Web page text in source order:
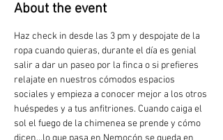
About the event
Haz check in desde las 3 pm y despojate de la
ropa cuando quieras, durante el día es genial
salir a dar un paseo por la finca o si prefieres
relajate en nuestros cómodos espacios
sociales y empieza a conocer mejor a los otros
huéspedes y a tus anfitriones. Cuando caiga el
sol el fuego de la chimenea se prende y cómo